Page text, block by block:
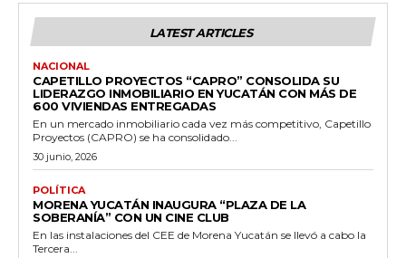
LATEST ARTICLES
NACIONAL
CAPETILLO PROYECTOS “CAPRO” CONSOLIDA SU
LIDERAZGO INMOBILIARIO EN YUCATÁN CON MÁS DE
600 VIVIENDAS ENTREGADAS
En un mercado inmobiliario cada vez más competitivo, Capetillo
Proyectos (CAPRO) se ha consolidado...
30 junio, 2026
POLÍTICA
MORENA YUCATÁN INAUGURA “PLAZA DE LA
SOBERANÍA” CON UN CINE CLUB
En las instalaciones del CEE de Morena Yucatán se llevó a cabo la
Tercera...